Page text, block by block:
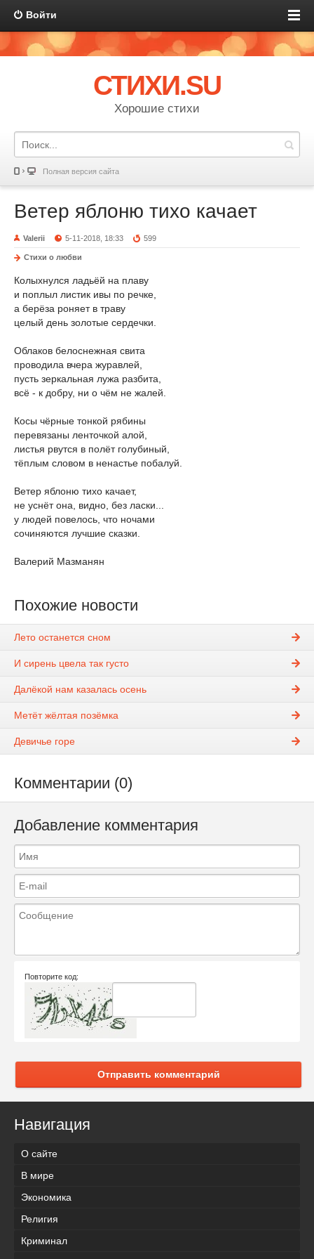
Войти
СТИХИ.SU
Хорошие стихи
Полная версия сайта
Ветер яблоню тихо качает
Valerii 5-11-2018, 18:33 599
Стихи о любви
Колыхнулся ладьёй на плаву
и поплыл листик ивы по речке,
а берёза роняет в траву
целый день золотые сердечки.
Облаков белоснежная свита
проводила вчера журавлей,
пусть зеркальная лужа разбита,
всё - к добру, ни о чём не жалей.
Косы чёрные тонкой рябины
перевязаны ленточкой алой,
листья рвутся в полёт голубиный,
тёплым словом в ненастье побалуй.
Ветер яблоню тихо качает,
не уснёт она, видно, без ласки...
у людей повелось, что ночами
сочиняются лучшие сказки.
Валерий Мазманян
Похожие новости
Лето останется сном
И сирень цвела так густо
Далёкой нам казалась осень
Метёт жёлтая позёмка
Девичье горе
Комментарии (0)
Добавление комментария
Повторите код:
Отправить комментарий
Навигация
О сайте
В мире
Экономика
Религия
Криминал